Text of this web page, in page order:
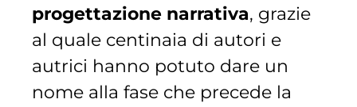
progettazione narrativa, grazie
al quale centinaia di autori e
autrici hanno potuto dare un
nome alla fase che precede la